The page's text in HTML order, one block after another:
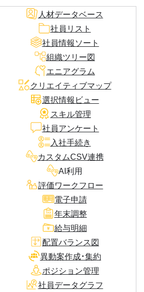
人材データベース
社員リスト
社員情報ソート
組織ツリー図
エニアグラム
クリエイティブマップ
選択情報ビュー
スキル管理
社員アンケート
入社手続き
カスタムCSV連携
AI利用
評価ワークフロー
電子申請
年末調整
給与明細
配置バランス図
異動案作成・集約
ポジション管理
社員データグラフ